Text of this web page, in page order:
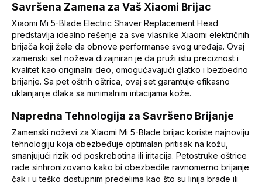
Savršena Zamena za Vaš Xiaomi Brijac
Xiaomi Mi 5-Blade Electric Shaver Replacement Head
predstavlja idealno rešenje za sve vlasnike Xiaomi električnih
brijača koji žele da obnove performanse svog uređaja. Ovaj
zamenski set noževa dizajniran je da pruži istu preciznost i
kvalitet kao originalni deo, omogućavajući glatko i bezbedno
brijanje. Sa pet oštrih oštrica, ovaj set garantuje efikasno
uklanjanje dlaka sa minimalnim iritacijama kože.
Napredna Tehnologija za Savršeno Brijanje
Zamenski noževi za Xiaomi Mi 5-Blade brijac koriste najnoviju
tehnologiju koja obezbeđuje optimalan pritisak na kožu,
smanjujući rizik od poskrebotina ili iritacija. Petostruke oštrice
rade sinhronizovano kako bi obezbedile ravnomerno brijanje
čak i u teško dostupnim predelima kao što su linija brade ili